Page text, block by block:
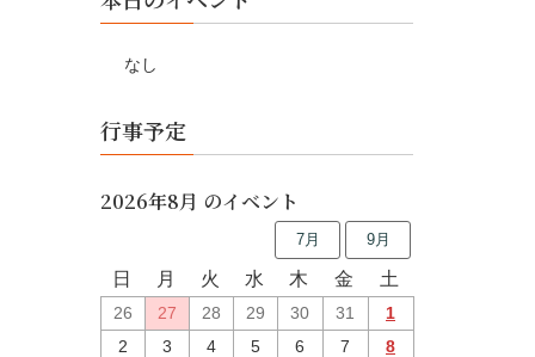
なし
行事予定
2026年8月 のイベント
7月 9月
日 月 火 水 木 金 土
26 27 28 29 30 31
1
2
3 4 5 6 7
8